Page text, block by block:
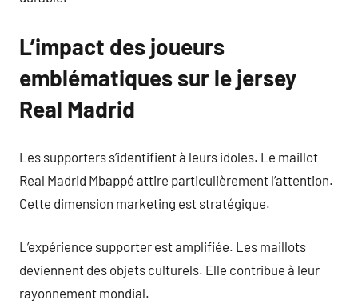
L’impact des joueurs
emblématiques sur le jersey
Real Madrid
Les supporters s’identifient à leurs idoles. Le maillot
Real Madrid Mbappé attire particulièrement l’attention.
Cette dimension marketing est stratégique.
L’expérience supporter est amplifiée. Les maillots
deviennent des objets culturels. Elle contribue à leur
rayonnement mondial.